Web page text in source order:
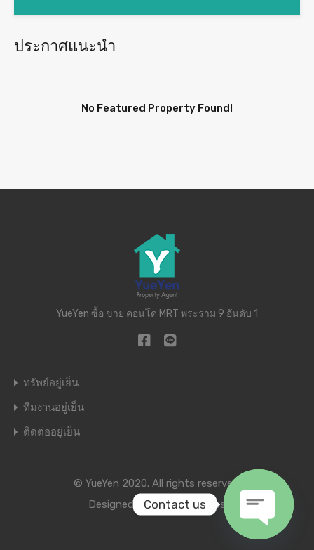
ประกาศแนะนำ
No Featured Property Found!
YueYen ซื้อ ขาย คอนโด MRT พระราม 9 อันดับ 1
ทรัพย์อยู่เย็น
ทีมงานอยู่เย็น
ติดต่ออยู่เย็น
© YueYen 2020. All rights reserved.
Designed byInspiry Themes
Contact us